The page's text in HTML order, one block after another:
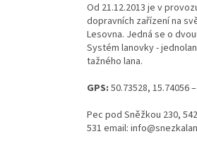
Od 21.12.2013 je v
dopravních zařízení na
Lesovna. Jedná se o
Systém lanovky -
tažného lana.
GPS: 50.73528, 15.74056 –
Pec pod Sněžkou 230,
531 email: